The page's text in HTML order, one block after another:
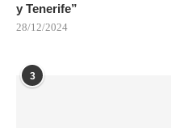
y Tenerife”
28/12/2024
3